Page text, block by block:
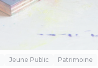
Jeune Public Patrimoine